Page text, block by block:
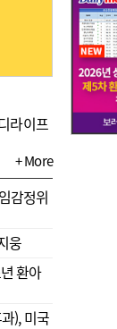
라이프
+ More
감정위
웅
환아
), 미국